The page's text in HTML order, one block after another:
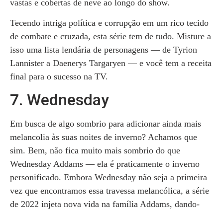
vastas e cobertas de neve ao longo do show.
Tecendo intriga política e corrupção em um rico tecido
de combate e cruzada, esta série tem de tudo. Misture a
isso uma lista lendária de personagens — de Tyrion
Lannister a Daenerys Targaryen — e você tem a receita
final para o sucesso na TV.
7. Wednesday
Em busca de algo sombrio para adicionar ainda mais
melancolia às suas noites de inverno? Achamos que
sim. Bem, não fica muito mais sombrio do que
Wednesday Addams — ela é praticamente o inverno
personificado. Embora Wednesday não seja a primeira
vez que encontramos essa travessa melancólica, a série
de 2022 injeta nova vida na família Addams, dando-